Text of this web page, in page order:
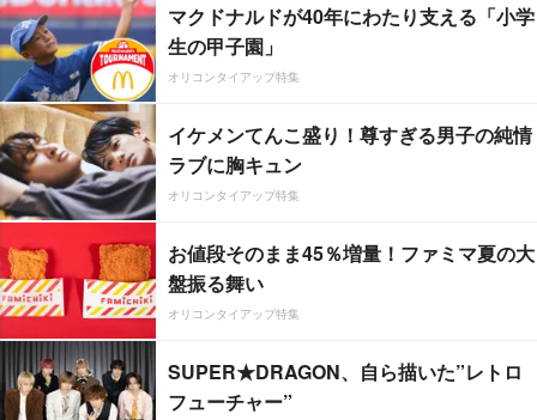
マクドナルドが40年にわたり支える「小学
生の甲子園」
オリコンタイアップ特集
イケメンてんこ盛り！尊すぎる男子の純情
ラブに胸キュン
オリコンタイアップ特集
お値段そのまま45％増量！ファミマ夏の大
盤振る舞い
オリコンタイアップ特集
SUPER★DRAGON、自ら描いた”レトロ
フューチャー”